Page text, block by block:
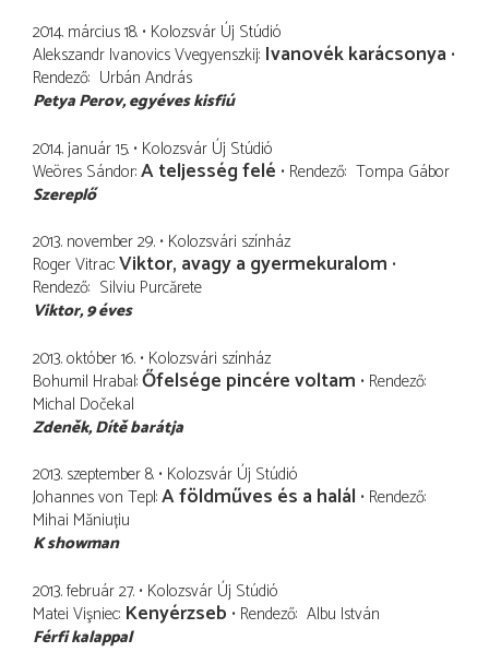
2014. március 18. Kolozsvár Új Stúdió
Alekszandr Ivanovics Vvegyenszkij Ivanovék karácsonya
Rendező Urbán András
Petya Perov egyéves kisfiú
2014. január 15. Kolozsvár Új Stúdió
Weöres Sándor A teljesség felé Rendező Tompa Gábor
Szereplő
2013. november 29. Kolozsvári színház
Roger Vitrac Viktor, avagy a gyermekuralom
Rendező Silviu Purcărete
Viktor 9 éves
2013. október 16. Kolozsvári színház
Bohumil Hrabal Őfelsége pincére voltam Rendező
Michal Dočekal
Zdeněk Dítě barátja
2013. szeptember 8. Kolozsvár Új Stúdió
Johannes von Tepl A földműves és a halál Rendező
Mihai Măniuțiu
K showman
2013. február 27. Kolozsvár Új Stúdió
Matei Vişniec Kenyérzseb Rendező Albu István
Férfi kalappal